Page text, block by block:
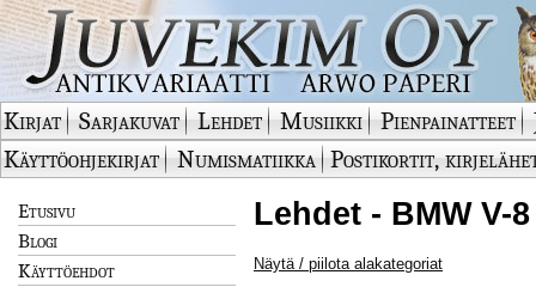
Kirjat Sarjakuvat Lehdet Musiikki Pienpainatteet
Käyttöohjekirjat
Numismatiikka Postikortit,
Etusivu
Blogi
Käyttöehdot
Lehdet - BMW V-
Näytä / piilota alakategoriat